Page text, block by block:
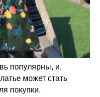
популярны, и,
может стать
покупки.